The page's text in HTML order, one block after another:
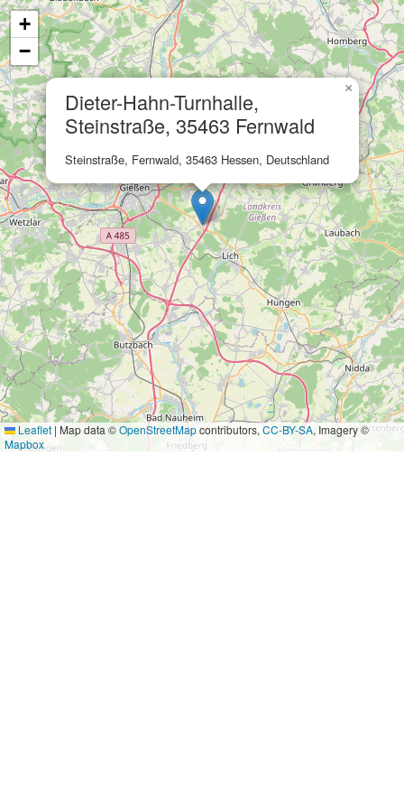
Dieter-Hahn-Turnhalle,
Steinstraße, 35463 Fernwald
Steinstraße, Fernwald, 35463 Hessen, Deutschland
×
+
−
Leaflet | Map data ©OpenStreetMapcontributors, CC-BY-SA, Imagery ©
Mapbox